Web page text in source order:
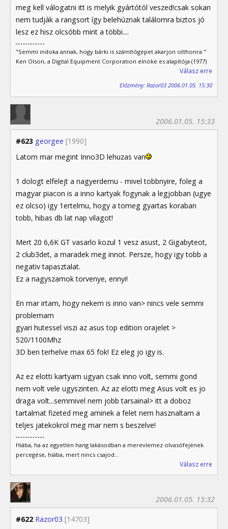
meg kell válogatni itt is melyik gyártótól veszed!csak sokan
nem tudják a rangsort így belehúznak találomra biztos jó
lesz ez hisz olcsóbb mint a többi....
"Semmi indoka annak, hogy bárki is számítógepet akarjon otthonra."
Ken Olson, a Digital Equipment Corporation elnöke es alapítója (1977)
Válasz erre
Előzmény: Razor03 2006.01.05. 15:30
#623 georgee [1990]
2006.01.05. 15:33
Latom mar megint Inno3D lehuzas van
1 dologt elfelejt a nagyerdemu - mivel tobbnyire, foleg a
magyar piacon is a inno kartyak fogynak a legjobban (ugye
ez olcso) igy 1ertelmu, hogy a tomeg gyartas koraban
tobb, hibas db lat nap vilagot!
Mert 20 6,6K GT vasarlo kozul 1 vesz asust, 2 Gigabyteot,
2 club3det, a maradek meg innot. Persze, hogy igy tobb a
negativ tapasztalat.
Ez a nagyszamok torvenye, ennyi!
En mar irtam, hogy nekem is inno van> nincs vele semmi
problemam
gyari hutessel viszi az asus top edition orajelet >
520/1100Mhz
3D ben terhelve max 65 fok! Ez eleg jo igy is.
Az ez elotti kartyam ugyan csak inno volt, semmi gond
nem volt vele ugyszinten. Az az elotti meg Asus volt es jo
draga volt...semmivel nem jobb tarsainal> itt a doboz
tartalmat fizeted meg aminek a felet nem hasznaltam a
teljes jatekokrol meg mar nem s beszelve!
Hiába, ha az egyetlen hang lakásodban a merevlemez olvasófejének
percegése, hiába, mert nincs csajod...
Válasz erre
#622 Razor03 [14703]
2006.01.05. 15:32